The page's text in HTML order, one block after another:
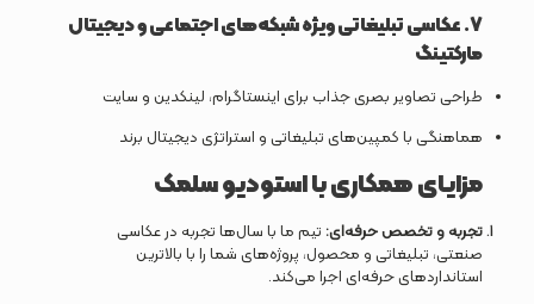
7. عکاسی تبلیغاتی ویژه شبکه‌های اجتماعی و دیجیتال
مارکتینگ
طراحی تصاویر بصری جذاب برای اینستاگرام، لینکدین و سایت
هماهنگی با کمپین‌های تبلیغاتی و استراتژی دیجیتال برند
مزایای همکاری با استودیو سلمک
تجربه و تخصص حرفه‌ای: تیم ما با سال‌ها تجربه در عکاسی
صنعتی، تبلیغاتی و محصول، پروژه‌های شما را با بالاترین
استانداردهای حرفه‌ای اجرا می‌کند.